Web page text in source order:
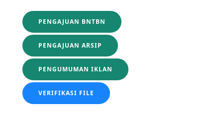
PENGAJUAN BNTBN
PENGAJUAN ARSIP
PENGUMUMAN IKLAN
VERIFIKASI FILE